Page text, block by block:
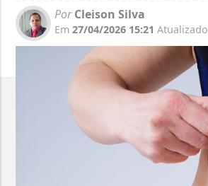
PorCleison Silva
Em 27/04/2026 15:21 Atualizado